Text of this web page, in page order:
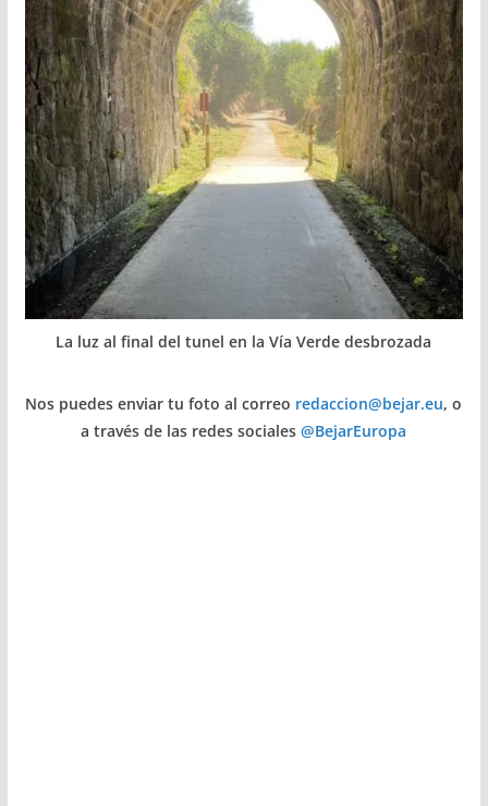
La luz al final del tunel en la Vía Verde desbrozada
Nos puedes enviar tu foto al correo redaccion@bejar.eu, o
a través de las redes sociales@BejarEuropa